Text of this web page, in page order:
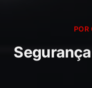
POR